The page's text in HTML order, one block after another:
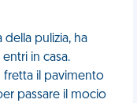
pulizia, ha
in casa.
fretta il pavimento
passare il mocio